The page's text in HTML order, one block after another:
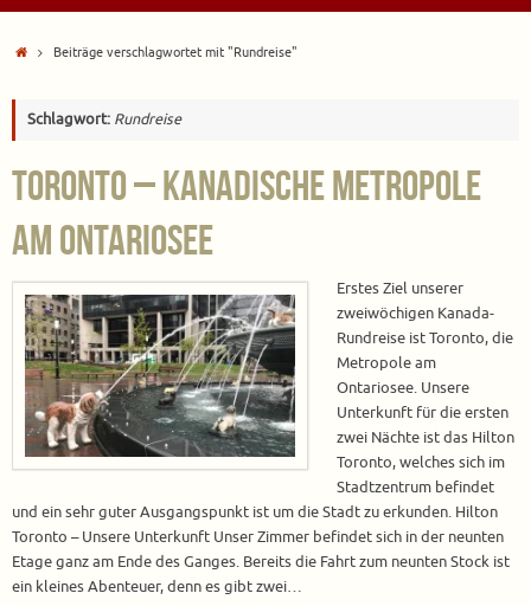
StartBeiträge verschlagwortet mit "Rundreise"
Schlagwort: Rundreise
Toronto – Kanadische Metropole
am Ontariosee
Erstes Ziel unserer
zweiwöchigen Kanada-
Rundreise ist Toronto, die
Metropole am
Ontariosee. Unsere
Unterkunft für die ersten
zwei Nächte ist das Hilton
Toronto, welches sich im
Stadtzentrum befindet
und ein sehr guter Ausgangspunkt ist um die Stadt zu erkunden. Hilton
Toronto – Unsere Unterkunft Unser Zimmer befindet sich in der neunten
Etage ganz am Ende des Ganges. Bereits die Fahrt zum neunten Stock ist
ein kleines Abenteuer, denn es gibt zwei…